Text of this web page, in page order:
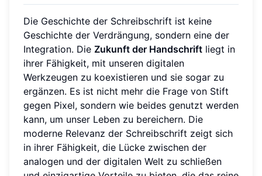
Die Geschichte der Schreibschrift ist keine
Geschichte der Verdrängung, sondern eine der
Integration. Die Zukunft der Handschrift liegt in
ihrer Fähigkeit, mit unseren digitalen
Werkzeugen zu koexistieren und sie sogar zu
ergänzen. Es ist nicht mehr die Frage von Stift
gegen Pixel, sondern wie beides genutzt werden
kann, um unser Leben zu bereichern. Die
moderne Relevanz der Schreibschrift zeigt sich
in ihrer Fähigkeit, die Lücke zwischen der
analogen und der digitalen Welt zu schließen